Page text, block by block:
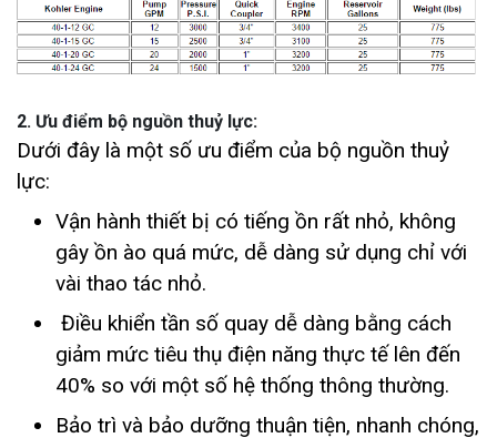
2. Ưu điểm bộ nguồn thuỷ lực:
Dưới đây là một số ưu điểm của bộ nguồn thuỷ
lực:
Vận hành thiết bị có tiếng ồn rất nhỏ, không
gây ồn ào quá mức, dễ dàng sử dụng chỉ với
vài thao tác nhỏ.
Điều khiển tần số quay dễ dàng bằng cách
giảm mức tiêu thụ điện năng thực tế lên đến
40% so với một số hệ thống thông thường.
Bảo trì và bảo dưỡng thuận tiện, nhanh chóng,